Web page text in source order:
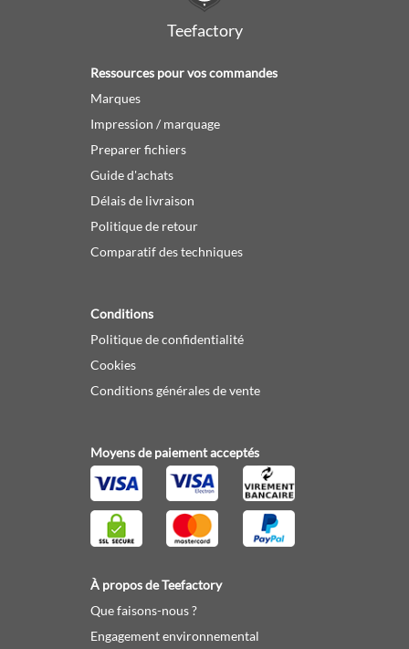
Teefactory
Ressources pour vos commandes
Marques
Impression / marquage
Preparer fichiers
Guide d'achats
Délais de livraison
Politique de retour
Comparatif des techniques
Conditions
Politique de confidentialité
Cookies
Conditions générales de vente
Moyens de paiement acceptés
À propos de Teefactory
Que faisons-nous ?
Engagement environnemental